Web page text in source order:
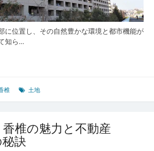
に位置し、その自然豊かな環境と都市機能が
知ら…
椎 土地
椎の魅力と不動産
訣